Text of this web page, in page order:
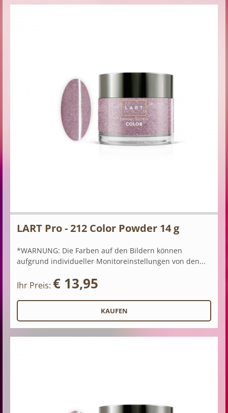
LART Pro - 212 Color Powder 14 g
*WARNUNG: Die Farben auf den Bildern können
aufgrund individueller Monitoreinstellungen von den...
Ihr Preis: € 13,95